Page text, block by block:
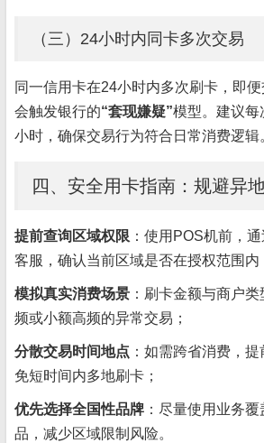
（三）24小时内同卡多次交易
同一信用卡在24小时内多次刷卡，即
会触发银行的“套现嫌疑”模型。建议每
小时，确保交易行为符合日常消费逻辑
四、安全用卡指南：规避异
提前查询区域权限 ：使用POS机前，
客服，确认当前区域是否在授权范围内
模拟真实消费场景 ：刷卡金额与商户
频或小额高频的异常交易；
分散交易时间地点 ：如需跨省消费，
免短时间内多地刷卡；
优先选择全国性品牌 ：尽量使用业务
品，减少区域限制风险。